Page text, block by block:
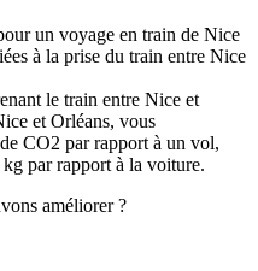
un voyage en train de Nice
à la prise du train entre Nice
le train entre Nice et
et Orléans, vous
CO2 par rapport à un vol,
par rapport à la voiture.
améliorer ?